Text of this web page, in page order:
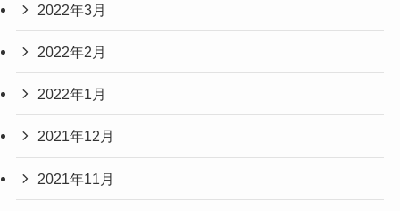
2022年3月
2022年2月
2022年1月
2021年12月
2021年11月